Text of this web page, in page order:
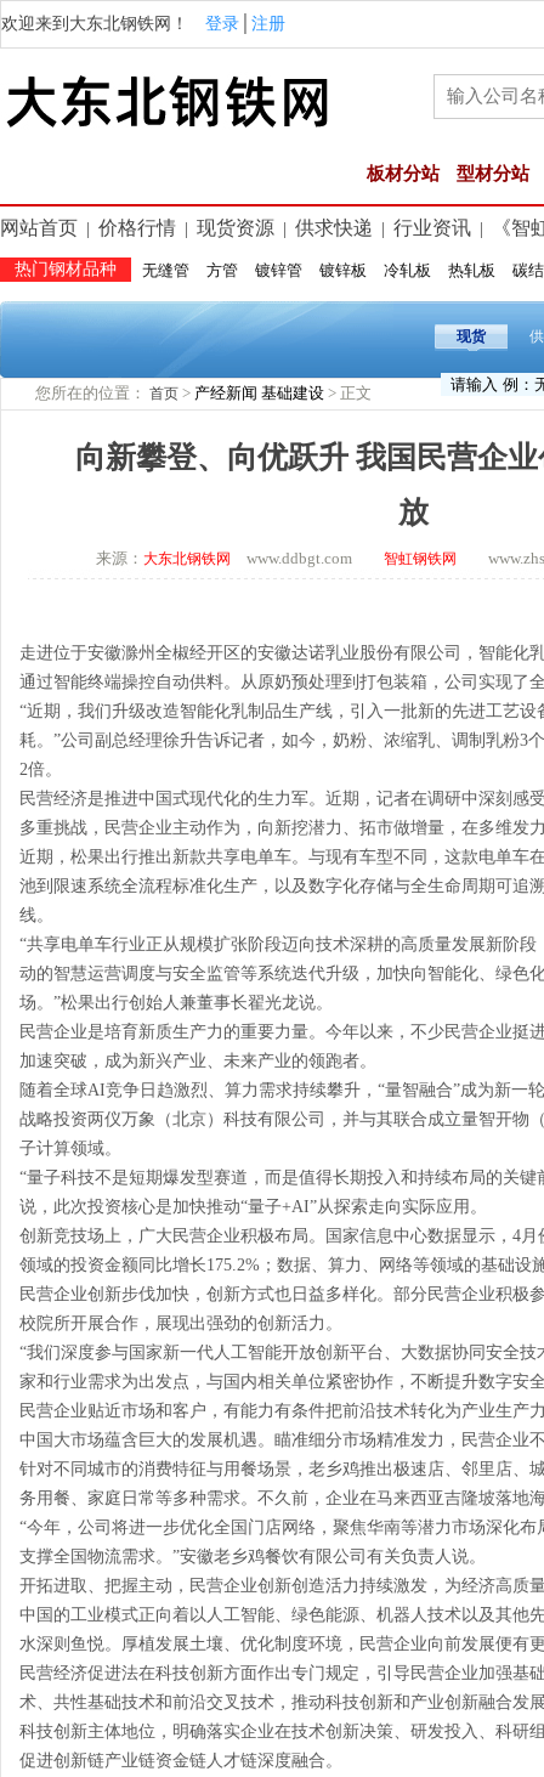
欢迎来到大东北钢铁网！ 登录 注册
板材分站 型材分站
网站首页 价格行情 现货资源 供求快递 行业资讯 《智
热门钢材品种 无缝管 方管 镀锌管 镀锌板 冷轧板 热轧板 碳
现货
您所在的位置： 首页 > 产经新闻 基础建设 > 正文
向新攀登、向优跃升 我国民营企
放
来源： 大东北钢铁网 www.ddbgt.com 智虹钢铁网
走进位于安徽滁州全椒经开区的安徽达诺乳业股份有限公司，智能化
通过智能终端操控自动供料。从原奶预处理到打包装箱，公司实现了
“近期，我们升级改造智能化乳制品生产线，引入一批新的先进工艺
耗。”公司副总经理徐升告诉记者，如今，奶粉、浓缩乳、调制乳粉3
2倍。
民营经济是推进中国式现代化的生力军。近期，记者在调研中深刻感
多重挑战，民营企业主动作为，向新挖潜力、拓市做增量，在多维发
近期，松果出行推出新款共享电单车。与现有车型不同，这款电单车
池到限速系统全流程标准化生产，以及数字化存储与全生命周期可追
线。
“共享电单车行业正从规模扩张阶段迈向技术深耕的高质量发展新阶
动的智慧运营调度与安全监管等系统迭代升级，加快向智能化、绿色
场。”松果出行创始人兼董事长翟光龙说。
民营企业是培育新质生产力的重要力量。今年以来，不少民营企业挺
加速突破，成为新兴产业、未来产业的领跑者。
随着全球AI竞争日趋激烈、算力需求持续攀升，“量智融合”成为新一
战略投资两仪万象（北京）科技有限公司，并与其联合成立量智开物
子计算领域。
“量子科技不是短期爆发型赛道，而是值得长期投入和持续布局的关
说，此次投资核心是加快推动“量子+AI”从探索走向实际应用。
创新竞技场上，广大民营企业积极布局。国家信息中心数据显示，4
领域的投资金额同比增长175.2%；数据、算力、网络等领域的基础设
民营企业创新步伐加快，创新方式也日益多样化。部分民营企业积极
校院所开展合作，展现出强劲的创新活力。
“我们深度参与国家新一代人工智能开放创新平台、大数据协同安全
家和行业需求为出发点，与国内相关单位紧密协作，不断提升数字安
民营企业贴近市场和客户，有能力有条件把前沿技术转化为产业生产
中国大市场蕴含巨大的发展机遇。瞄准细分市场精准发力，民营企业
针对不同城市的消费特征与用餐场景，老乡鸡推出极速店、邻里店、
务用餐、家庭日常等多种需求。不久前，企业在马来西亚吉隆坡落地
“今年，公司将进一步优化全国门店网络，聚焦华南等潜力市场深化
支撑全国物流需求。”安徽老乡鸡餐饮有限公司有关负责人说。
开拓进取、把握主动，民营企业创新创造活力持续激发，为经济高质
中国的工业模式正向着以人工智能、绿色能源、机器人技术以及其他
水深则鱼悦。厚植发展土壤、优化制度环境，民营企业向前发展便有
民营经济促进法在科技创新方面作出专门规定，引导民营企业加强基
术、共性基础技术和前沿交叉技术，推动科技创新和产业创新融合发
科技创新主体地位，明确落实企业在技术创新决策、研发投入、科研
促进创新链产业链资金链人才链深度融合。